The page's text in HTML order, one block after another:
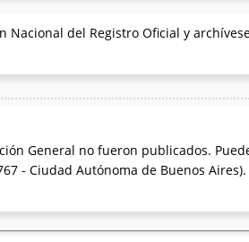
Nacional del Registro Oficial y
General no fueron publicados.
- Ciudad Autónoma de Buenos Aires).